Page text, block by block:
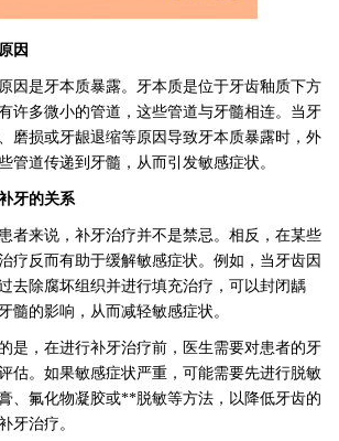
因
因是牙本质暴露。牙本质是位于牙齿釉质下方
许多微小的管道，这些管道与牙髓相连。当牙
磨损或牙龈退缩等原因导致牙本质暴露时，外
管道传递到牙髓，从而引发敏感症状。
牙的关系
者来说，补牙治疗并不是禁忌。相反，在某些
疗反而有助于缓解敏感症状。例如，当牙齿因
去除腐坏组织并进行填充治疗，可以封闭龋
髓的影响，从而减轻敏感症状。
是，在进行补牙治疗前，医生需要对患者的牙
估。如果敏感症状严重，可能需要先进行脱敏
、氟化物凝胶或**脱敏等方法，以降低牙齿的
牙治疗。